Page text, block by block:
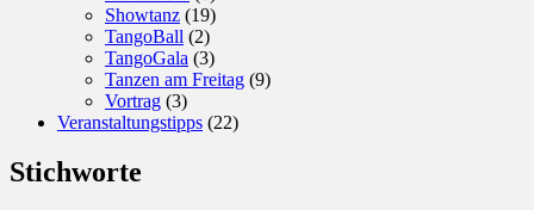
Showtanz (19)
TangoBall (2)
TangoGala (3)
Tanzen am Freitag (9)
Vortrag (3)
Veranstaltungstipps (22)
Stichworte